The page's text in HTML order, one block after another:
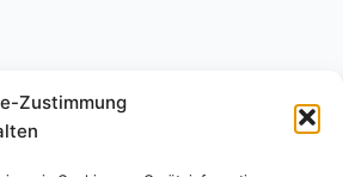
Zustimmung